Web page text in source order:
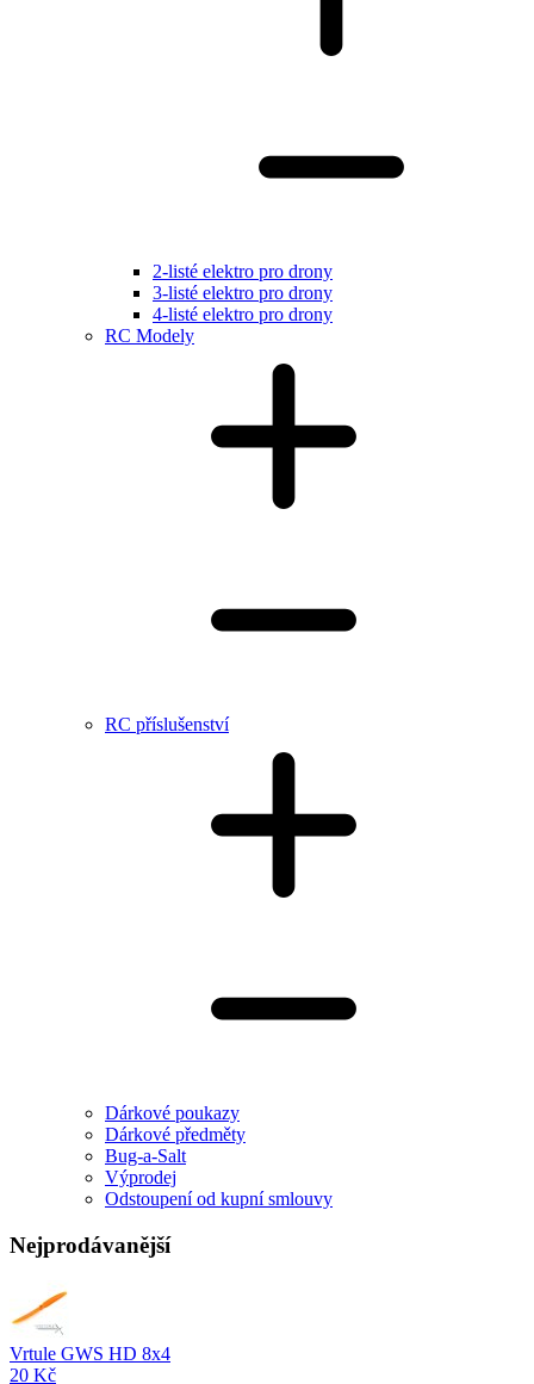
2-listé elektro pro drony
3-listé elektro pro drony
4-listé elektro pro drony
RC Modely
RC příslušenství
Dárkové poukazy
Dárkové předměty
Bug-a-Salt
Výprodej
Odstoupení od kupní smlouvy
Nejprodávanější
Vrtule GWS HD 8x4
20 Kč